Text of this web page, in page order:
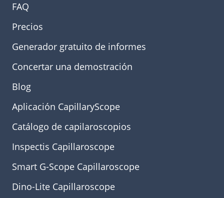
FAQ
Precios
Generador gratuito de informes
Concertar una demostración
Blog
Aplicación CapillaryScope
Catálogo de capilaroscopios
Inspectis Capillaroscope
Smart G-Scope Capillaroscope
Dino-Lite Capillaroscope